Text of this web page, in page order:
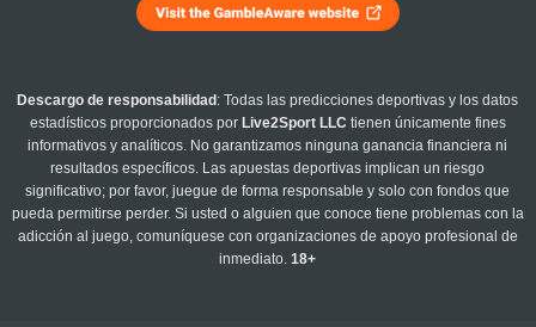
Descargo de responsabilidad : Todas las predicciones deportivas y los datos
estadísticos proporcionados por Live2Sport LLC tienen únicamente fines
informativos y analíticos. No garantizamos ninguna ganancia financiera ni
resultados específicos. Las apuestas deportivas implican un riesgo
significativo; por favor, juegue de forma responsable y solo con fondos que
pueda permitirse perder. Si usted o alguien que conoce tiene problemas con la
adicción al juego, comuníquese con organizaciones de apoyo profesional de
inmediato.18+